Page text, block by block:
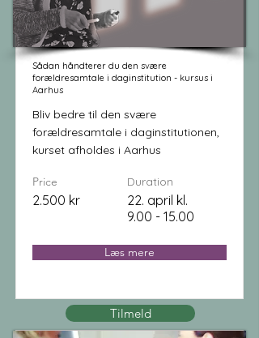
Sådan håndterer du den svære
forældresamtale i daginstitution - kursus i
Aarhus
Bliv bedre til den svære
forældresamtale i daginstitutionen,
kurset afholdes i Aarhus
Price
2.500 kr
Duration
22. april kl.
9.00 - 15.00
Læs mere
Tilmeld